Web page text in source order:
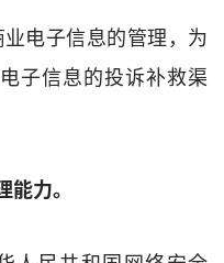
电子信息的管理，为
子信息的投诉补救渠
能力。